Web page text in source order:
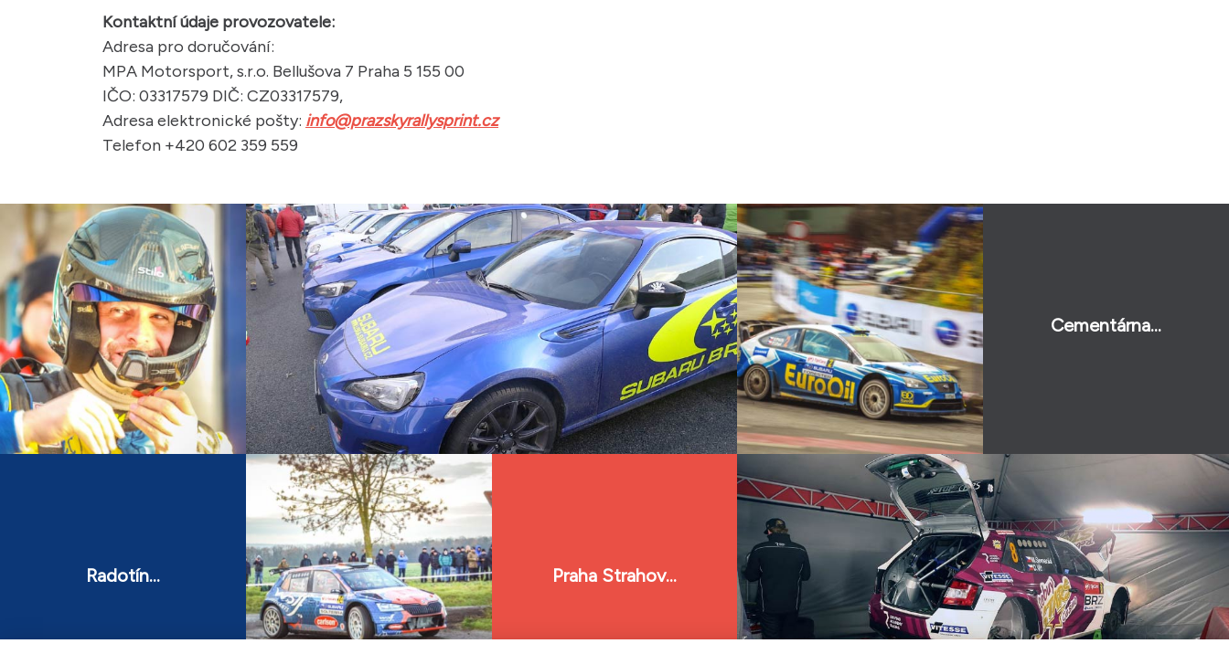
Kontaktní údaje provozovatele:
Adresa pro doručování:
MPA Motorsport, s.r.o. Bellušova 7 Praha 5 155 00
IČO: 03317579 DIČ: CZ03317579,
Adresa elektronické pošty: info@prazskyrallysprint.cz
Telefon +420 602 359 559
Cementárna...
Radotín... Praha Strahov...